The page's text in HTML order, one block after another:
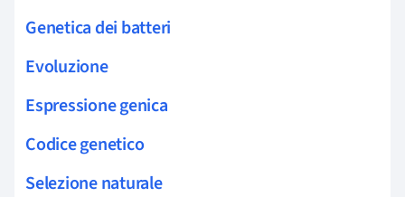
Genetica dei batteri
Evoluzione
Espressione genica
Codice genetico
Selezione naturale